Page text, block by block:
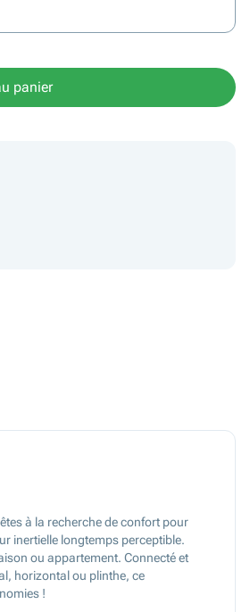
panier
à la recherche de confort pour
inertielle longtemps perceptible.
ou appartement. Connecté et
horizontal ou plinthe, ce
!